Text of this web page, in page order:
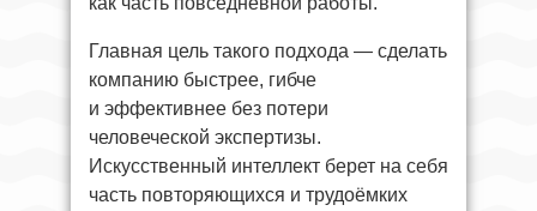
Главная цель такого подхода — сделать
компанию быстрее, гибче
и эффективнее без потери
человеческой экспертизы.
Искусственный интеллект берет на себя
часть повторяющихся и трудоёмких